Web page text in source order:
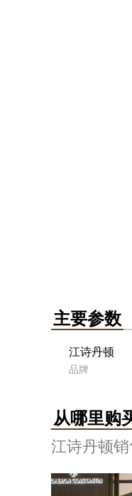
主要参数
江诗丹顿
品牌
从哪里购
江诗丹顿